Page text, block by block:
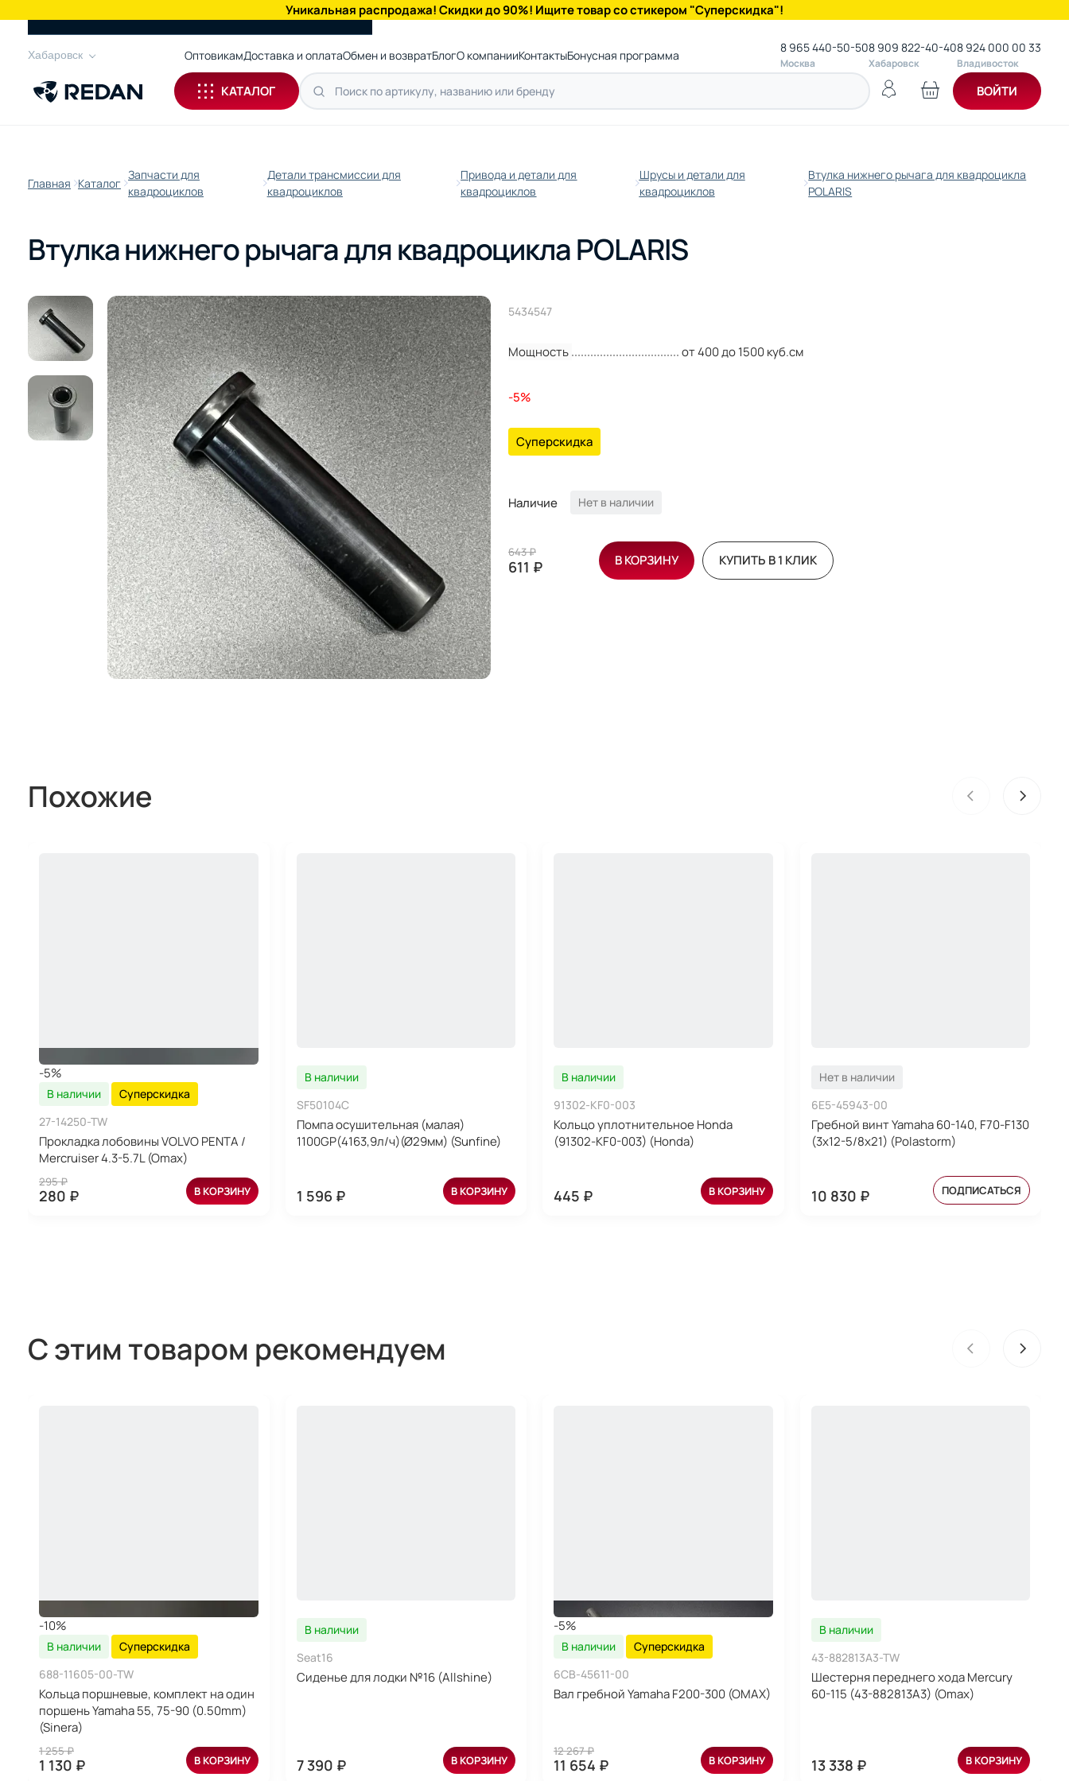
Уникальная распродажа! Скидки до 90%! Ищите товар со стикером "Суперскидка"!
Хабаровск ОптовикамДоставка и оплатаОбмен и возвратБлогО компанииКонтактыБонусная программа 8 965 440-50-50
Москва
8 909 822-40-40
Хабаровск
8 924 000 00 33
Владивосток
КАТАЛОГ ВОЙТИ
Главная Каталог
Запчасти для
квадроциклов
Детали трансмиссии для
квадроциклов
Привода и детали для
квадроциклов
Шрусы и детали для
квадроциклов
Втулка нижнего рычага для квадроцикла
POLARIS
Втулка нижнего рычага для квадроцикла POLARIS
5434547
Мощность от 400 до 1500 куб.см
-5%
Суперскидка
Наличие Нет в наличии
643 ₽
611 ₽ В КОРЗИНУ КУПИТЬ В 1 КЛИК
Похожие
-5%
В наличии
Суперскидка
27-14250-TW
Прокладка лобовины VOLVO PENTA /
Mercruiser 4.3-5.7L (Omax)
295 ₽
280 ₽ В КОРЗИНУ
В наличии
SF50104C
Помпа осушительная (малая)
1100GP(4163,9л/ч)(Ø29мм) (Sunfine)
1 596 ₽ В КОРЗИНУ
В наличии
91302-KF0-003
Кольцо уплотнительное Honda
(91302-KF0-003) (Honda)
445 ₽ В КОРЗИНУ
Нет в наличии
6E5-45943-00
Гребной винт Yamaha 60-140, F70-F130
(3x12-5/8x21) (Polastorm)
10 830 ₽ ПОДПИСАТЬСЯ
С этим товаром рекомендуем
-10%
В наличии
Суперскидка
688-11605-00-TW
Кольца поршневые, комплект на один
поршень Yamaha 55, 75-90 (0.50mm)
(Sinera)
1 255 ₽
1 130 ₽ В КОРЗИНУ
В наличии
Seat16
Сиденье для лодки №16 (Allshine)
7 390 ₽ В КОРЗИНУ
-5%
В наличии
Суперскидка
6CB-45611-00
Вал гребной Yamaha F200-300 (OMAX)
12 267 ₽
11 654 ₽ В КОРЗИНУ
В наличии
43-882813A3-TW
Шестерня переднего хода Mercury
60-115 (43-882813A3) (Omax)
13 338 ₽ В КОРЗИНУ